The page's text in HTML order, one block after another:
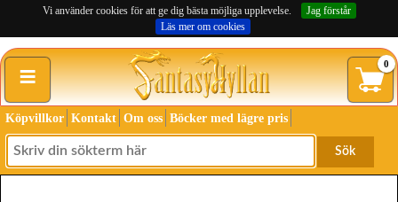
Vi använder cookies för att ge dig bästa möjliga upplevelse.
Jag förstår
Läs mer om cookies
≡ 0
Köpvillkor Kontakt Om oss Böcker med lägre pris
Sök